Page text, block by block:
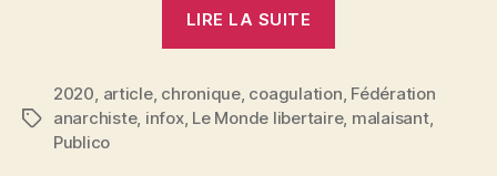
LIRE LA SUITE
Étiquettes
2020 article, chronique, coagulation Fédération
anarchiste, infox, Le Monde libertaire, malaisant,
Publico